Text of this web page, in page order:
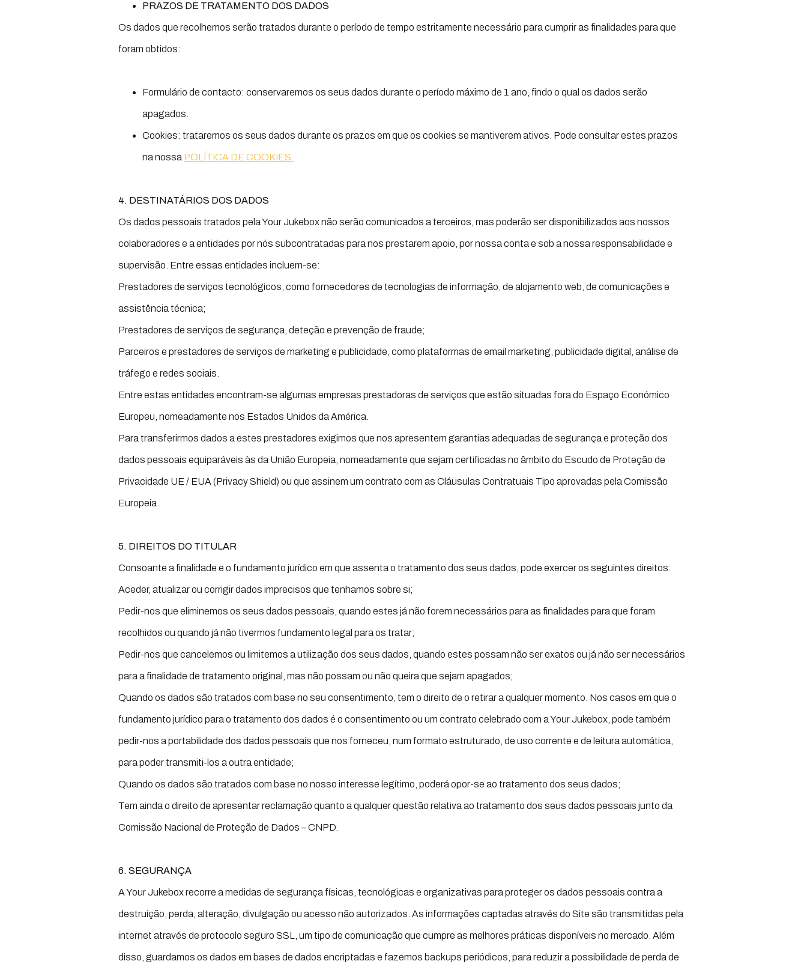
PRAZOS DE TRATAMENTO DOS DADOS
Os dados que recolhemos serão tratados durante o período de tempo estritamente necessário para cumprir as finalidades para que
foram obtidos:
Formulário de contacto: conservaremos os seus dados durante o período máximo de 1 ano, findo o qual os dados serão
apagados.
Cookies: trataremos os seus dados durante os prazos em que os cookies se mantiverem ativos. Pode consultar estes prazos
na nossa POLÍTICA DE COOKIES.
4. DESTINATÁRIOS DOS DADOS
Os dados pessoais tratados pela Your Jukebox não serão comunicados a terceiros, mas poderão ser disponibilizados aos nossos
colaboradores e a entidades por nós subcontratadas para nos prestarem apoio, por nossa conta e sob a nossa responsabilidade e
supervisão. Entre essas entidades incluem-se:
Prestadores de serviços tecnológicos, como fornecedores de tecnologias de informação, de alojamento web, de comunicações e
assistência técnica;
Prestadores de serviços de segurança, deteção e prevenção de fraude;
Parceiros e prestadores de serviços de marketing e publicidade, como plataformas de email marketing, publicidade digital, análise de
tráfego e redes sociais.
Entre estas entidades encontram-se algumas empresas prestadoras de serviços que estão situadas fora do Espaço Económico
Europeu, nomeadamente nos Estados Unidos da América.
Para transferirmos dados a estes prestadores exigimos que nos apresentem garantias adequadas de segurança e proteção dos
dados pessoais equiparáveis às da União Europeia, nomeadamente que sejam certificadas no âmbito do Escudo de Proteção de
Privacidade UE / EUA (Privacy Shield) ou que assinem um contrato com as Cláusulas Contratuais Tipo aprovadas pela Comissão
Europeia.
5. DIREITOS DO TITULAR
Consoante a finalidade e o fundamento jurídico em que assenta o tratamento dos seus dados, pode exercer os seguintes direitos:
Aceder, atualizar ou corrigir dados imprecisos que tenhamos sobre si;
Pedir-nos que eliminemos os seus dados pessoais, quando estes já não forem necessários para as finalidades para que foram
recolhidos ou quando já não tivermos fundamento legal para os tratar;
Pedir-nos que cancelemos ou limitemos a utilização dos seus dados, quando estes possam não ser exatos ou já não ser necessários
para a finalidade de tratamento original, mas não possam ou não queira que sejam apagados;
Quando os dados são tratados com base no seu consentimento, tem o direito de o retirar a qualquer momento. Nos casos em que o
fundamento jurídico para o tratamento dos dados é o consentimento ou um contrato celebrado com a Your Jukebox, pode também
pedir-nos a portabilidade dos dados pessoais que nos forneceu, num formato estruturado, de uso corrente e de leitura automática,
para poder transmiti-los a outra entidade;
Quando os dados são tratados com base no nosso interesse legítimo, poderá opor-se ao tratamento dos seus dados;
Tem ainda o direito de apresentar reclamação quanto a qualquer questão relativa ao tratamento dos seus dados pessoais junto da
Comissão Nacional de Proteção de Dados – CNPD.
6. SEGURANÇA
A Your Jukebox recorre a medidas de segurança físicas, tecnológicas e organizativas para proteger os dados pessoais contra a
destruição, perda, alteração, divulgação ou acesso não autorizados. As informações captadas através do Site são transmitidas pela
internet através de protocolo seguro SSL, um tipo de comunicação que cumpre as melhores práticas disponíveis no mercado. Além
disso, guardamos os dados em bases de dados encriptadas e fazemos backups periódicos, para reduzir a possibilidade de perda de